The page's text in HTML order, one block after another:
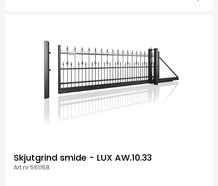
Skjutgrind smide - LUX AW.10.33
Art.nr 561168